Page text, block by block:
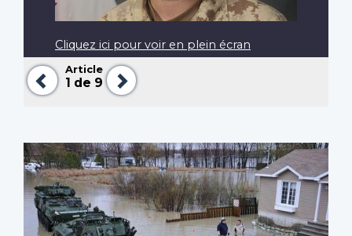
Précédent
Article
1 de 9
Suivant
Cliquez ici pour voir en plein écran